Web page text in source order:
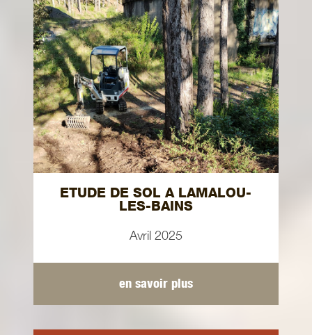
ETUDE DE SOL A LAMALOU-
LES-BAINS
Avril 2025
en savoir plus